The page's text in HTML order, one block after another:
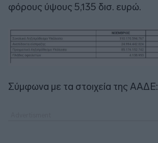
φόρους ύψους 5,135 δισ. ευρώ.
Σύμφωνα με τα στοιχεία της ΑΑΔΕ: